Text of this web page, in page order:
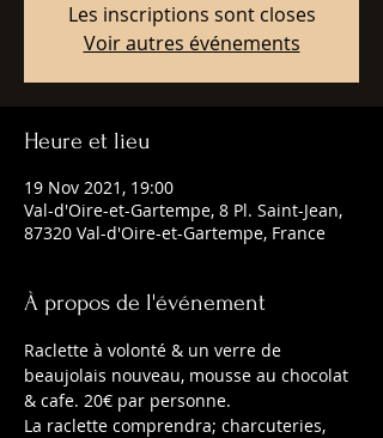
Les inscriptions sont closes
Voir autres événements
Heure et lieu
19 Nov 2021, 19:00
Val-d'Oire-et-Gartempe, 8 Pl. Saint-Jean,
87320 Val-d'Oire-et-Gartempe, France
À propos de l'événement
Raclette à volonté & un verre de
beaujolais nouveau, mousse au chocolat
& cafe. 20€ par personne.
La raclette comprendra; charcuteries,